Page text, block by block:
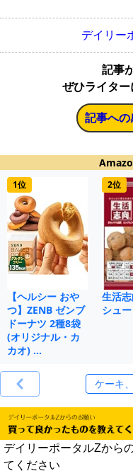
デイリー
記事
ぜひライタ
記事への
1位
【ヘルシー おや
つ】ZENB ゼンブ
ドーナツ 2種8袋
(オリジナル・カ
カオ) …
2位
生活
シュ
デイリーポータルZから
てください